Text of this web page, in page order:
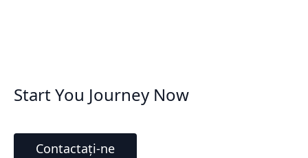
Start You Journey Now
Contactați-ne